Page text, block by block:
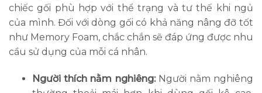
chiếc gối phù hợp với thể trạng và tư thế khi ngủ
của mình. Đối với dòng gối có khả năng nâng đỡ tốt
như Memory Foam, chắc chắn sẽ đáp ứng được nhu
cầu sử dụng của mỗi cá nhân.
Người thích nằm nghiêng:Người nằm nghiêng